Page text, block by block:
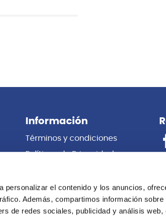
personalizar el contenido y los anuncios,
Además, compartimos información sobre
de redes sociales, publicidad y análisis web,
Información
Términos y condiciones
Políticas de Privacidad
Cambios y Devoluciones
Centro de información
Libro de